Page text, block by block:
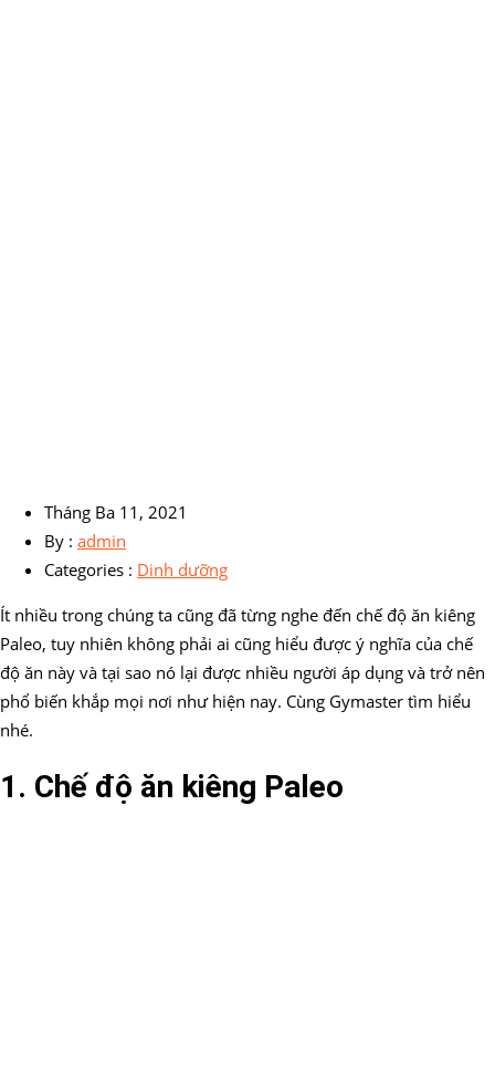
Tháng Ba 11, 2021
By : admin
Categories : Dinh dưỡng
Ít nhiều trong chúng ta cũng đã từng nghe đến chế độ ăn kiêng
Paleo, tuy nhiên không phải ai cũng hiểu được ý nghĩa của chế
độ ăn này và tại sao nó lại được nhiều người áp dụng và trở nên
phổ biến khắp mọi nơi như hiện nay. Cùng Gymaster tìm hiểu
nhé.
1. Chế độ ăn kiêng Paleo